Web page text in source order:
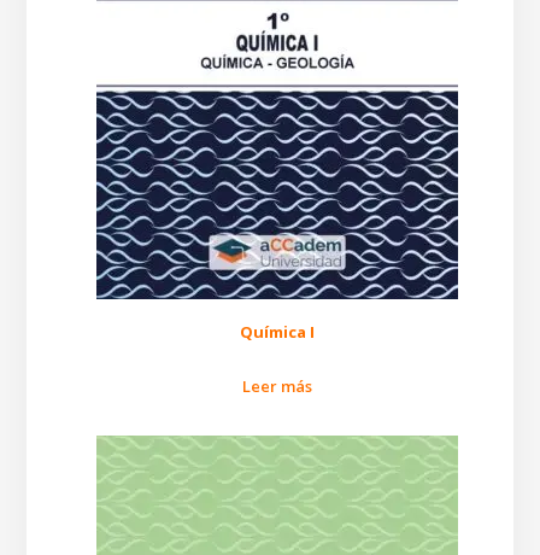
Química I
Leer más